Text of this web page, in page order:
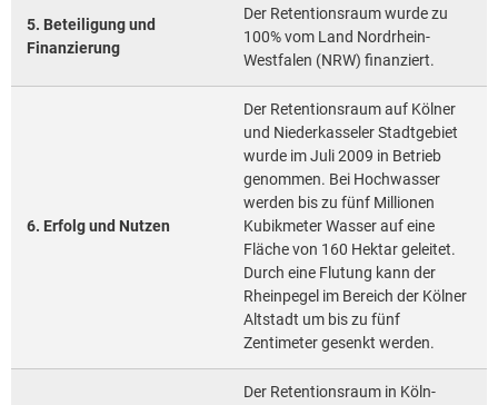
5. Beteiligung und
Finanzierung
Der Retentionsraum wurde zu
100% vom Land Nordrhein-
Westfalen (NRW) finanziert.
6. Erfolg und Nutzen
Der Retentionsraum auf Kölner
und Niederkasseler Stadtgebiet
wurde im Juli 2009 in Betrieb
genommen. Bei Hochwasser
werden bis zu fünf Millionen
Kubikmeter Wasser auf eine
Fläche von 160 Hektar geleitet.
Durch eine Flutung kann der
Rheinpegel im Bereich der Kölner
Altstadt um bis zu fünf
Zentimeter gesenkt werden.
Der Retentionsraum in Köln-